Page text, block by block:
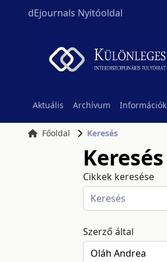
dEjournals Nyitóoldal
Aktuális Archívum Információk
Főoldal Keresés
Keresés
Cikkek keresése
Szerző által